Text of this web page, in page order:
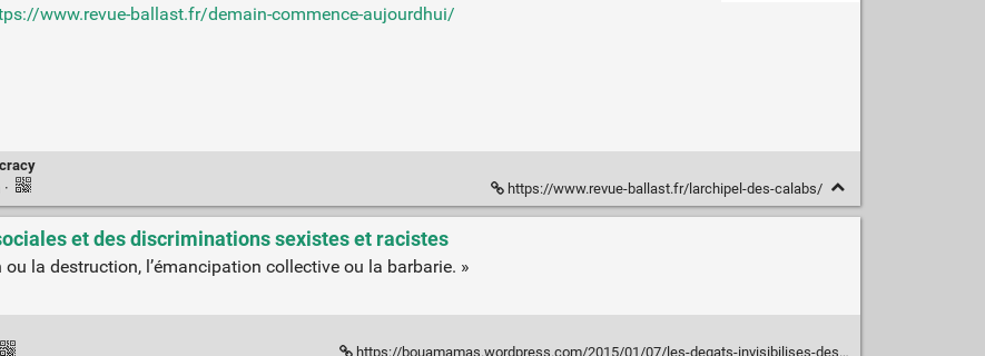
www.revue-ballast.fr/demain-commence-aujourdhui/
· https://www.revue-ballast.fr/larchipel-des-calabs/
et des discriminations sexistes et racistes
la destruction, l’émancipation collective ou la barbarie. »
https://bouamamas.wordpress.com/2015/01/07/les-degats-invisibilises-des-inegalites-sociales-et-des-discriminations-sexistes-et-racistes/